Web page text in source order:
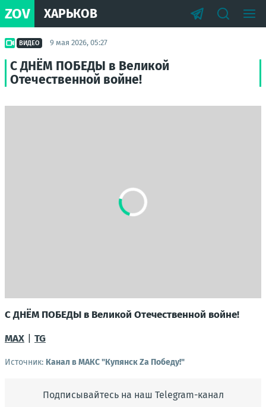
ZOV ХАРЬКОВ
ВИДЕО 9 мая 2026, 05:27
С ДНЁМ ПОБЕДЫ в Великой
Отечественной войне!
С ДНЁМ ПОБЕДЫ в Великой Отечественной войне!
MAX
TG
Источник: Канал в МАКС "Купянск Za Победу!"
Подписывайтесь на наш Telegram-канал